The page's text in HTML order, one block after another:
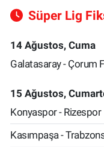
Süper Lig
14 Ağustos, Cuma
Galatasaray - Çorum
15 Ağustos,
Konyaspor - Rizespor
Kasımpaşa -